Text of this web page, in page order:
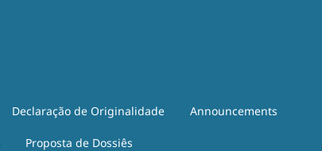
Declaração de Originalidade Announcements
Proposta de Dossiês